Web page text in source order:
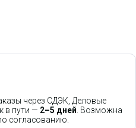
через СДЭК, Деловые
в пути — 2–5 дней. Возможна
согласованию.